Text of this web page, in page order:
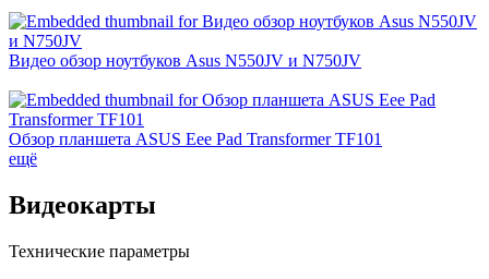
Видео обзор ноутбуков Asus N550JV и N750JV
Обзор планшета ASUS Eee Pad Transformer TF101
ещё
Видеокарты
Технические параметры